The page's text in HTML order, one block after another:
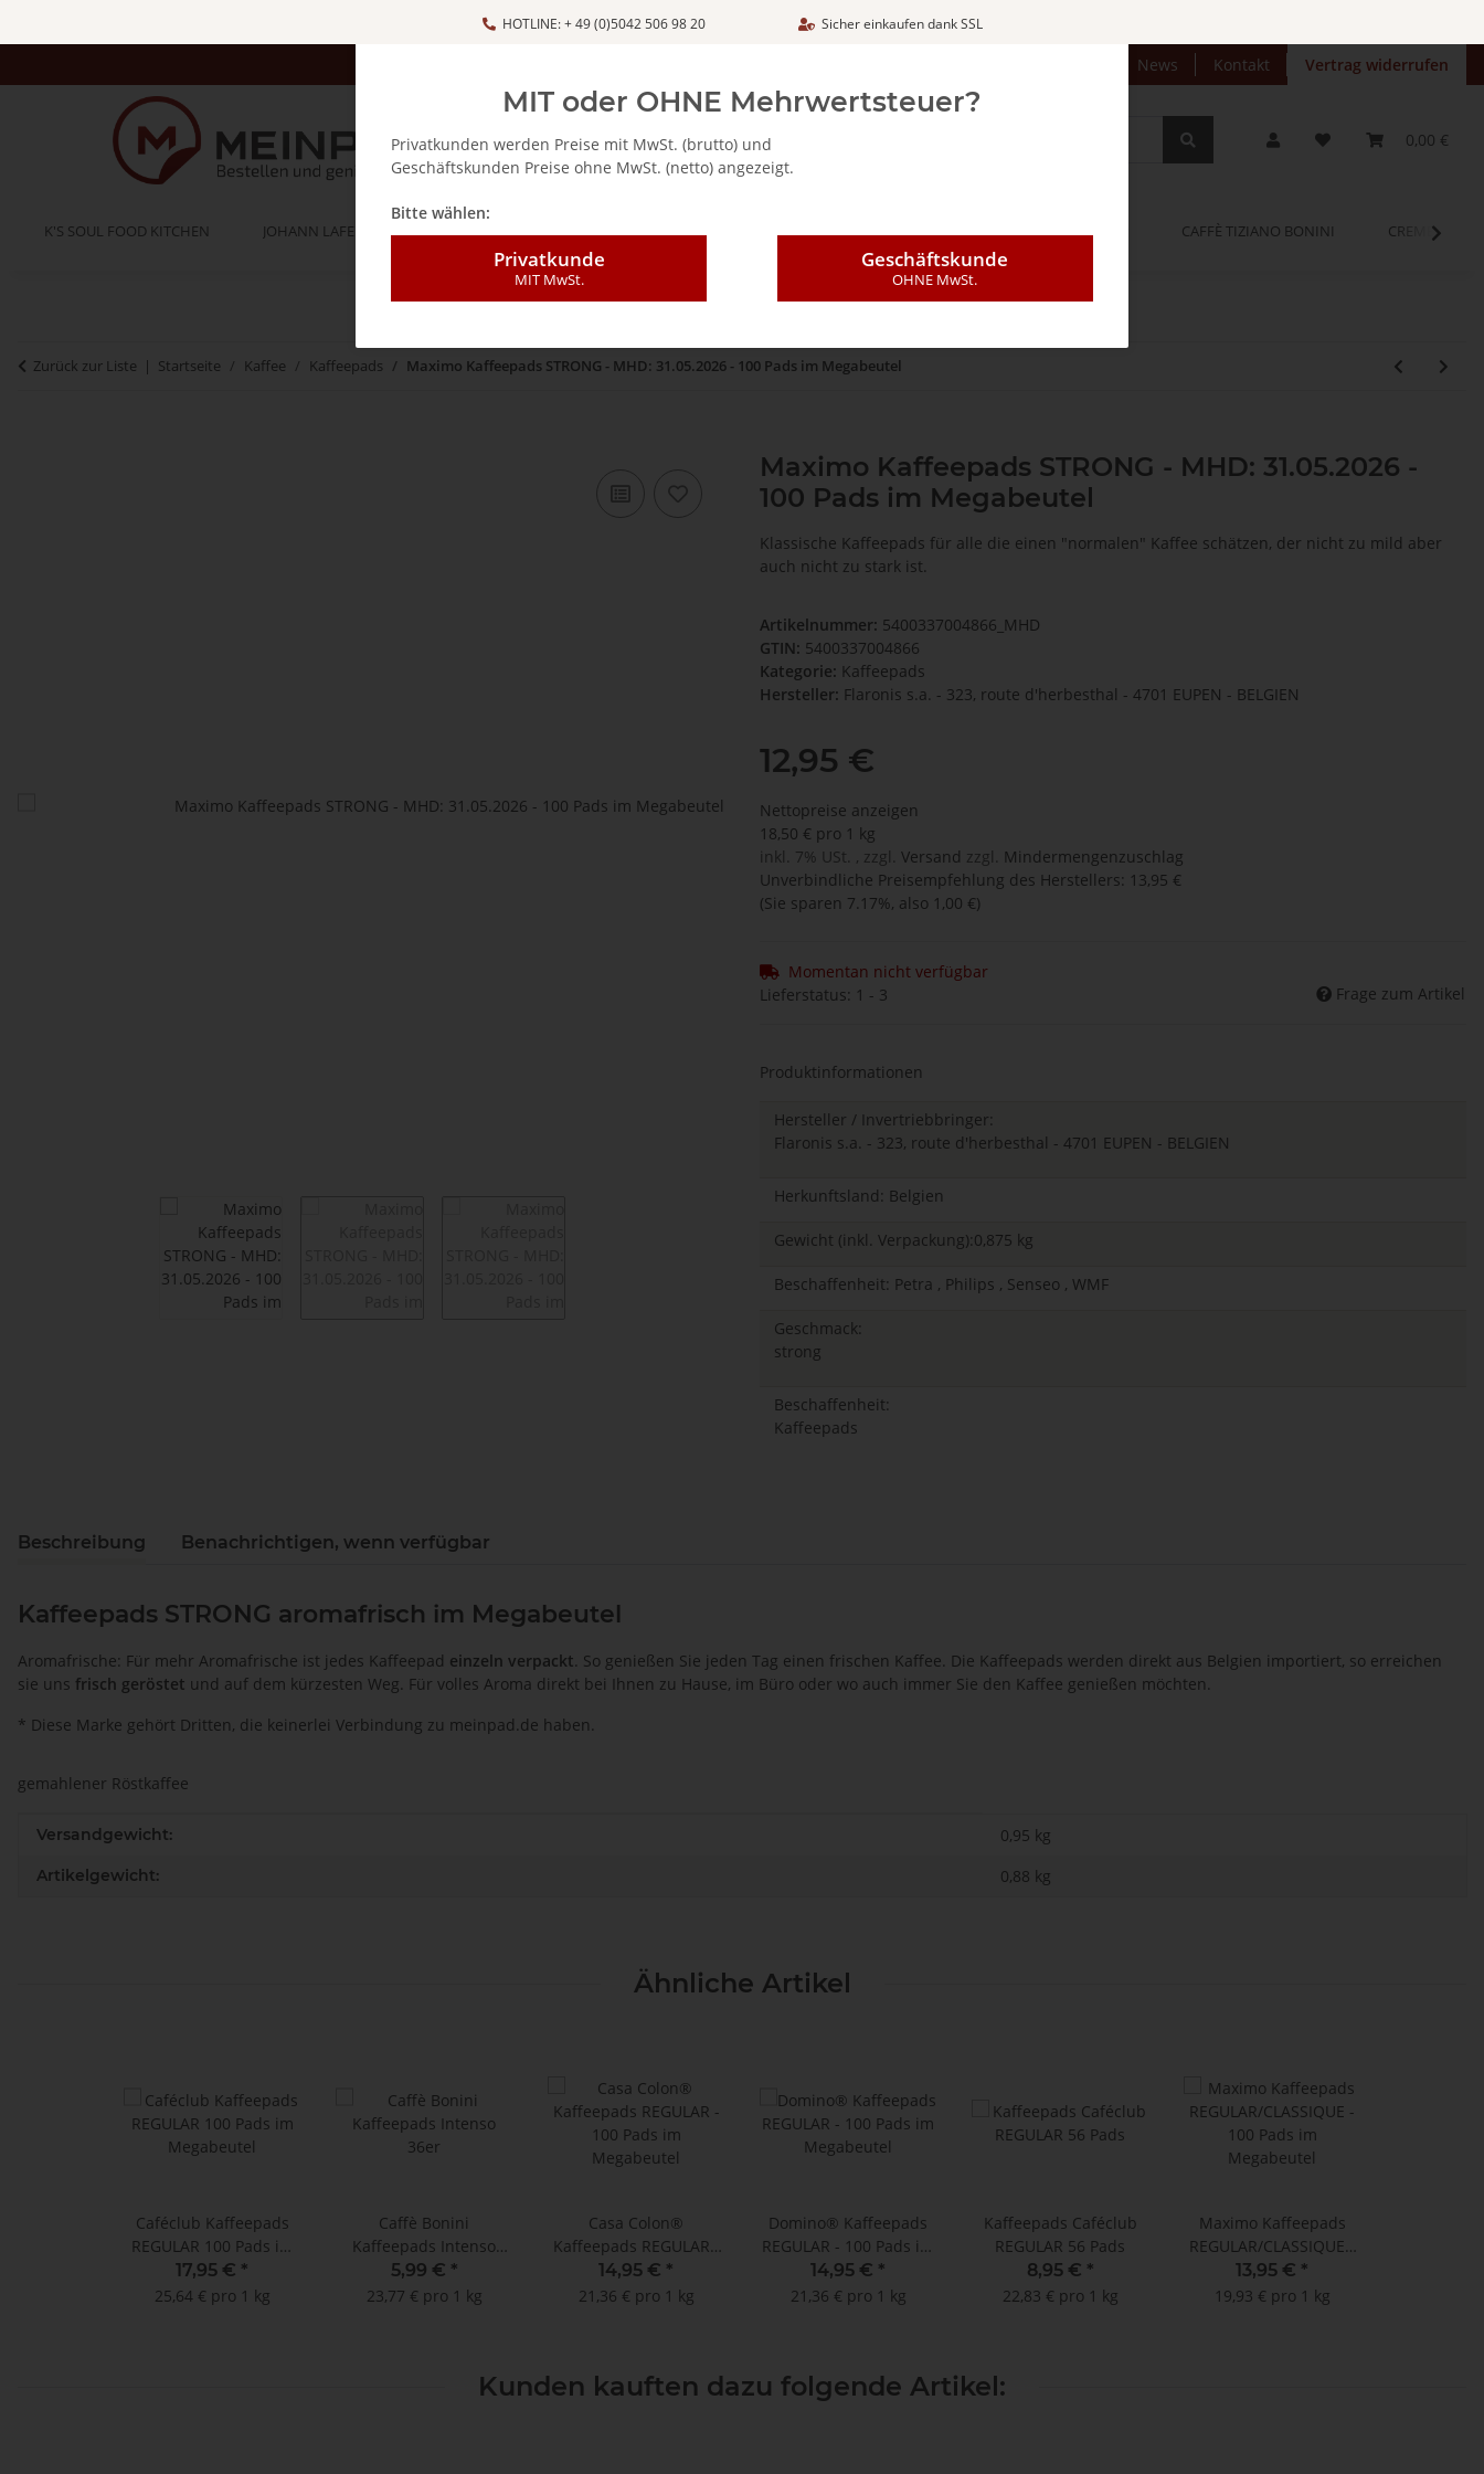
HOTLINE: + 49 (0)5042 506 98 20 Sicher einkaufen dank SSL
News Kontakt Vertrag widerrufen
0,00 €
K'S SOUL FOOD KITCHEN JOHANN LAFER BELLA ITALIA - FEINKOSTARTIKEL CAFFÈ MAJESTIC / DICAF KAFFEE OPINUM CAFFÈ TIZIANO BONINI CREMEO
Zurück zur Liste Startseite Kaffee Kaffeepads Maximo Kaffeepads STRONG - MHD: 31.05.2026 - 100 Pads im Megabeutel
Maximo Kaffeepads STRONG - MHD: 31.05.2026 -
100 Pads im Megabeutel
Klassische Kaffeepads für alle die einen "normalen" Kaffee schätzen, der nicht zu mild aber
auch nicht zu stark ist.
Artikelnummer: 5400337004866_MHD
GTIN: 5400337004866
Kategorie: Kaffeepads
Hersteller: Flaronis s.a. - 323, route d'herbesthal - 4701 EUPEN - BELGIEN
12,95 €
Nettopreise anzeigen
18,50 € pro 1 kg
inkl. 7% USt. , zzgl. Versand zzgl.
Mindermengenzuschlag
Unverbindliche Preisempfehlung des Herstellers: 13,95 €
(Sie sparen 7.17%, also 1,00 €)
Momentan nicht verfügbar
Lieferstatus: 1 - 3
Frage zum Artikel
Produktinformationen
Hersteller / Invertriebbringer:
Flaronis s.a. - 323, route d'herbesthal - 4701 EUPEN - BELGIEN
Herkunftsland: Belgien
Gewicht (inkl. Verpackung):0,875 kg
Beschaffenheit: Petra , Philips , Senseo , WMF
Geschmack:
strong
Beschaffenheit:
Kaffeepads
Beschreibung Benachrichtigen, wenn verfügbar
Kaffeepads STRONG aromafrisch im Megabeutel
Aromafrische: Für mehr Aromafrische ist jedes Kaffeepad einzeln verpackt. So genießen Sie jeden Tag einen frischen Kaffee. Die Kaffeepads werden direkt aus Belgien importiert, so erreichen
sie uns frisch geröstet und auf dem kürzesten Weg. Für volles Aroma direkt bei Ihnen zu Hause, im Büro oder wo auch immer Sie den Kaffee genießen möchten.
* Diese Marke gehört Dritten, die keinerlei Verbindung zu meinpad.de haben.
gemahlener Röstkaffee
Produkteigenschaft
Wert
Versandgewicht: 0,95 kg
Artikelgewicht: 0,88 kg
Ähnliche Artikel
Caféclub Kaffeepads
REGULAR 100 Pads im
Megabeutel
17,95 € *
25,64 € pro 1 kg
Caffè Bonini
Kaffeepads Intenso
36er
5,99 € *
23,77 € pro 1 kg
Casa Colon®
Kaffeepads REGULAR -
100 Pads im
Megabeutel
14,95 € *
21,36 € pro 1 kg
Domino® Kaffeepads
REGULAR - 100 Pads im
Megabeutel
14,95 € *
21,36 € pro 1 kg
Kaffeepads Caféclub
REGULAR 56 Pads
8,95 € *
22,83 € pro 1 kg
Maximo Kaffeepads
REGULAR/CLASSIQUE -
100 Pads im
Megabeutel
13,95 € *
19,93 € pro 1 kg
Kunden kauften dazu folgende Artikel:
MIT oder OHNE Mehrwertsteuer?
Privatkunden werden Preise mit MwSt. (brutto) und
Geschäftskunden Preise ohne MwSt. (netto) angezeigt.
Bitte wählen:
Privatkunde
MIT MwSt.
Geschäftskunde
OHNE MwSt.